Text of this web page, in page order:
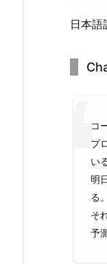
日本語
コ
プ
い
明
る。
そ
予